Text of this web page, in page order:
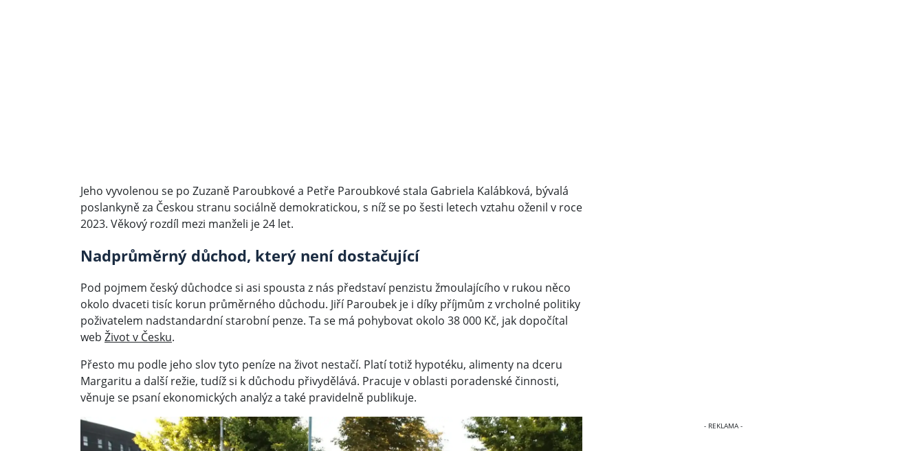
Jeho vyvolenou se po Zuzaně Paroubkové a Petře Paroubkové stala Gabriela Kalábková, bývalá
poslankyně za Českou stranu sociálně demokratickou, s níž se po šesti letech vztahu oženil v roce
2023. Věkový rozdíl mezi manželi je 24 let.
Nadprůměrný důchod, který není dostačující
Pod pojmem český důchodce si asi spousta z nás představí penzistu žmoulajícího v rukou něco
okolo dvaceti tisíc korun průměrného důchodu. Jiří Paroubek je i díky příjmům z vrcholné politiky
poživatelem nadstandardní starobní penze. Ta se má pohybovat okolo 38 000 Kč, jak dopočítal
web Život v Česku.
Přesto mu podle jeho slov tyto peníze na život nestačí. Platí totiž hypotéku, alimenty na dceru
Margaritu a další režie, tudíž si k důchodu přivydělává. Pracuje v oblasti poradenské činnosti,
věnuje se psaní ekonomických analýz a také pravidelně publikuje.